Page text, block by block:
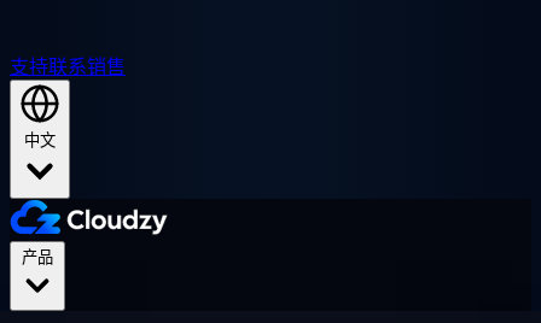
支持联系销售
中文